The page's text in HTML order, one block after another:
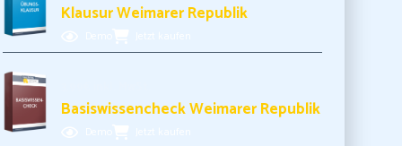
Klausur Weimarer Republik
Basiswissencheck Weimarer Republik